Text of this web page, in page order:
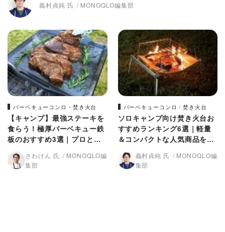
義村貞純 氏 MONOQLO編集部
バーベキューコンロ・焚き火台
【キャンプ】最強ステーキを
食らう！極厚バーベキュー鉄
板のおすすめ3選｜プロと比
較
さわけん 氏
MONOQLO編
集部
バーベキューコンロ・焚き火台
ソロキャンプ向け焚き火台お
すすめランキング6選｜軽量
＆コンパクトな人気商品を徹
底比較！
義村貞純 氏
MONOQLO編
集部